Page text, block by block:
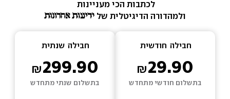
לכתבות הכי מעניינות
ולמהדורה הדיגיטלית של
חבילה חודשית
29.90
בתשלום חודשי מתחדש
חבילה שנתית
299.90
בתשלום שנתי מתחדש